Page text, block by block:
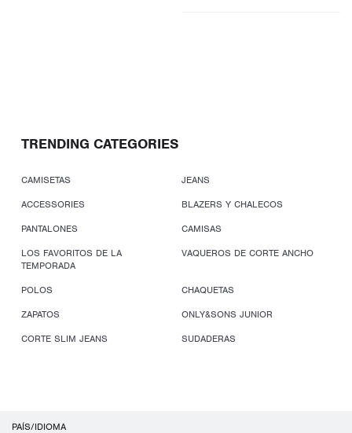
TRENDING CATEGORIES
CAMISETAS
JEANS
ACCESSORIES
BLAZERS Y CHALECOS
PANTALONES
CAMISAS
LOS FAVORITOS DE LA
TEMPORADA
VAQUEROS DE CORTE ANCHO
POLOS
CHAQUETAS
ZAPATOS
ONLY&SONS JUNIOR
CORTE SLIM JEANS
SUDADERAS
PAÍS/IDIOMA